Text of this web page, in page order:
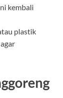
kembali
plastik